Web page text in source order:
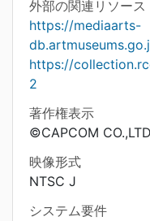
外部の関連リソース
https://mediaarts-
https://
2
著作権表示
©CAPCOM
映像形式
NTSC J
システム要件